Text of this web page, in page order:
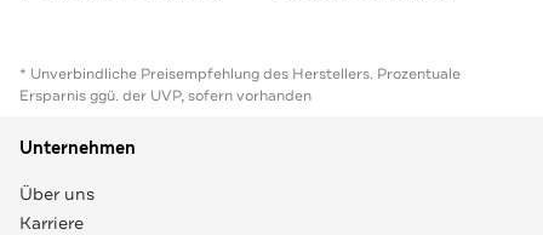
* Unverbindliche Preisempfehlung des Herstellers. Prozentuale
Ersparnis ggü. der UVP, sofern vorhanden
Unternehmen
Über uns
Karriere